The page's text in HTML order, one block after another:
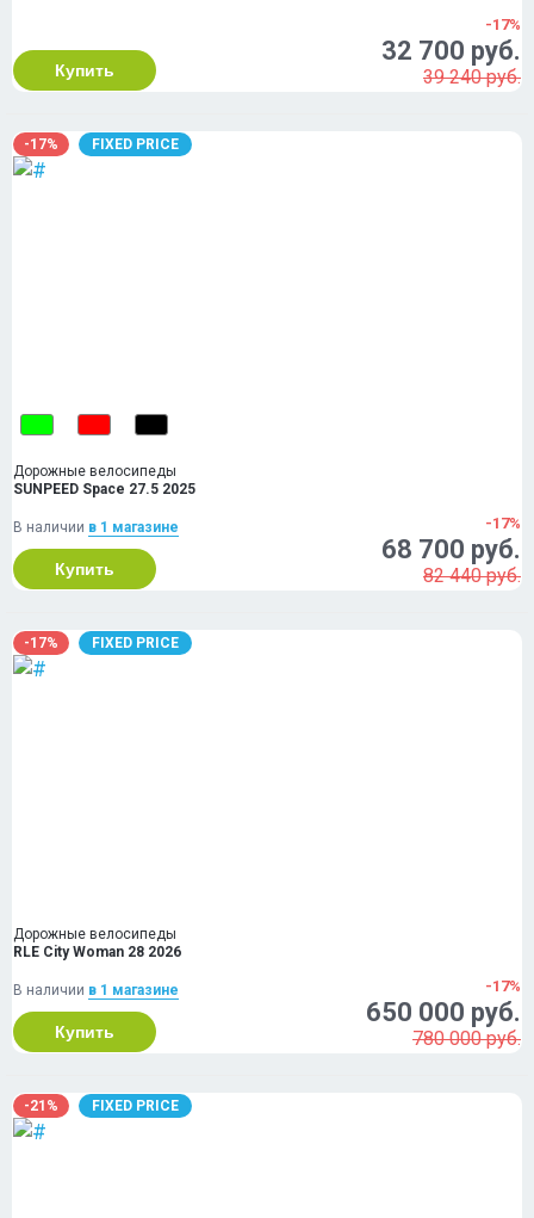
Купить
-17%
32 700 руб.
39 240 руб.
-17% FIXED PRICE
Дорожные велосипеды
SUNPEED Space 27.5 2025
В наличии в 1 магазинe
Купить
-17%
68 700 руб.
82 440 руб.
-17% FIXED PRICE
Дорожные велосипеды
RLE City Woman 28 2026
В наличии в 1 магазинe
Купить
-17%
650 000 руб.
780 000 руб.
-21% FIXED PRICE